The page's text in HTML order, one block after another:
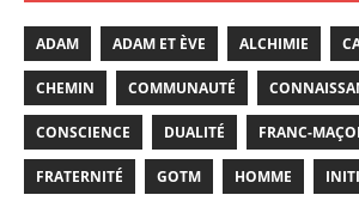
ADAM ADAM ET ÈVE ALCHIMIE
CHEMIN COMMUNAUTÉ
CONSCIENCE DUALITÉ FRANC-
FRATERNITÉ GOTM HOMME